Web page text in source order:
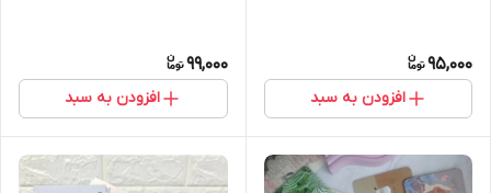
95,000
افزودن به سبد
99,000
افزودن به سبد